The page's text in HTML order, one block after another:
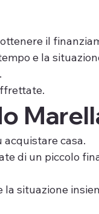
il
e la
casa.
di un piccolo
situazione